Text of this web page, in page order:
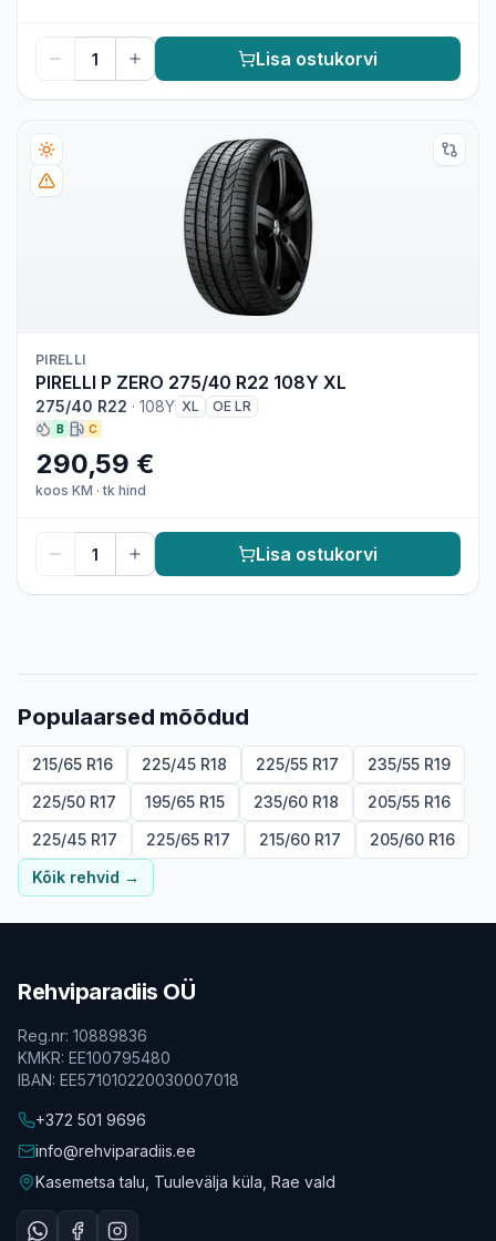
Lisa ostukorvi
PIRELLI
PIRELLI P ZERO 275/40 R22 108Y XL
275/40 R22 · 108Y XL OE LR
B C
290,59 €
koos KM ·tk hind
Lisa ostukorvi
Populaarsed mõõdud
215/65 R16 225/45 R18 225/55 R17
235/55 R19
225/50 R17
195/65 R15 235/60 R18
205/55 R16
225/45 R17
225/65 R17 215/60 R17
205/60 R16
Kõik rehvid →
Rehviparadiis OÜ
Reg.nr: 10889836
KMKR: EE100795480
IBAN: EE571010220030007018
+372 501 9696
info@rehviparadiis.ee
Kasemetsa talu, Tuulevälja küla, Rae vald